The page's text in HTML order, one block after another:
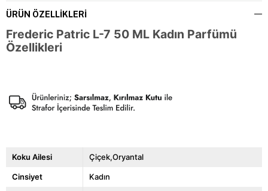
ÜRÜN ÖZELLIKLERI
Frederic Patric L-7 50 ML Kadın Parfümü
Özellikleri
Koku Ailesi Çiçek,Oryantal
Cinsiyet Kadın